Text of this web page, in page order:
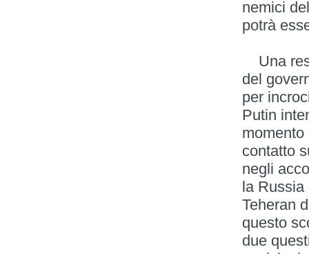
nemici
potrà
Una
del
per
Putin
contatto
negli
la Russia
Teheran
questo
due